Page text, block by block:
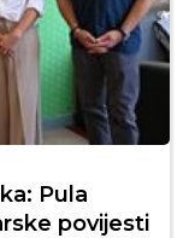
Pula
povijesti